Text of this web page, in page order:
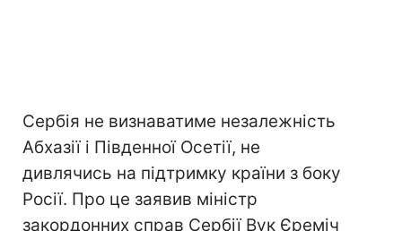
Сербія не визнаватиме незалежність
Абхазії і Південної Осетії, не
дивлячись на підтримку країни з боку
Росії. Про це заявив міністр
закордонних справ Сербії Вук Єреміч